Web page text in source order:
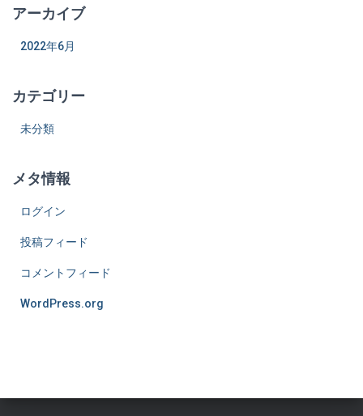
アーカイブ
2022年6月
カテゴリー
未分類
メタ情報
ログイン
投稿フィード
コメントフィード
WordPress.org